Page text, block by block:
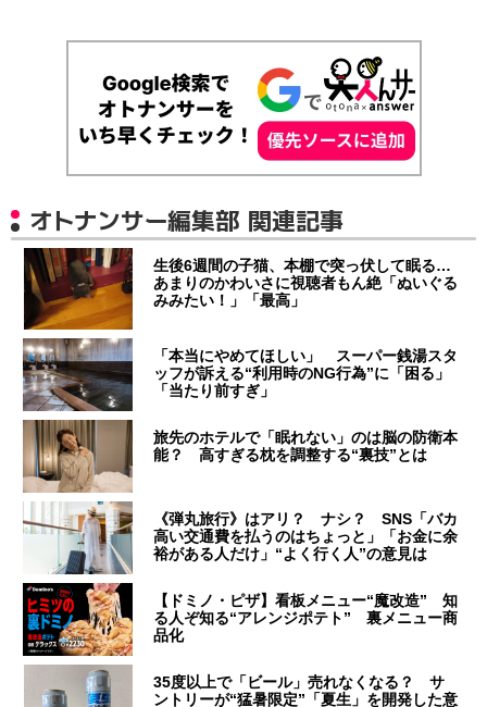
オトナンサー編集部 関連記事
生後6週間の子猫、本棚で突っ伏して眠る…
あまりのかわいさに視聴者もん絶「ぬいぐる
みみたい！」「最高」
「本当にやめてほしい」 スーパー銭湯スタ
ッフが訴える“利用時のNG行為”に「困る」
「当たり前すぎ」
旅先のホテルで「眠れない」のは脳の防衛本
能？ 高すぎる枕を調整する“裏技”とは
《弾丸旅行》はアリ？ ナシ？ SNS「バカ
高い交通費を払うのはちょっと」「お金に余
裕がある人だけ」“よく行く人”の意見は
【ドミノ・ピザ】看板メニュー“魔改造” 知
る人ぞ知る“アレンジポテト” 裏メニュー商
品化
35度以上で「ビール」売れなくなる？ サ
ントリーが“猛暑限定”「夏生」を開発した意